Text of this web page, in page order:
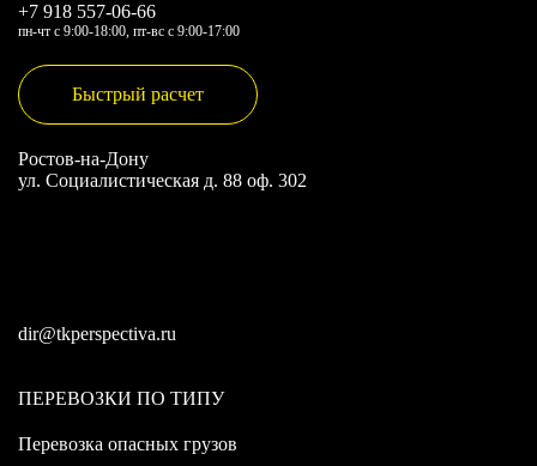
+7 918 557-06-66
пн-чт с 9:00-18:00, пт-вс с 9:00-17:00
Быстрый расчет
Ростов-на-Дону
ул. Социалистическая д. 88 оф. 302
dir@tkperspectiva.ru
ПЕРЕВОЗКИ ПО ТИПУ
Перевозка опасных грузов